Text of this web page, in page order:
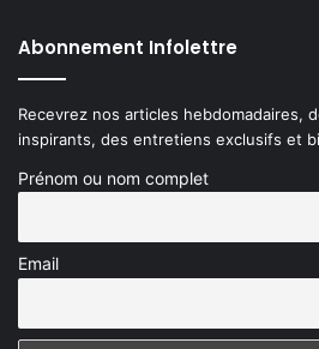
Abonnement Infolettre
Recevrez nos articles hebdomadaires,
inspirants, des entretiens exclusifs et
Prénom ou nom complet
Email